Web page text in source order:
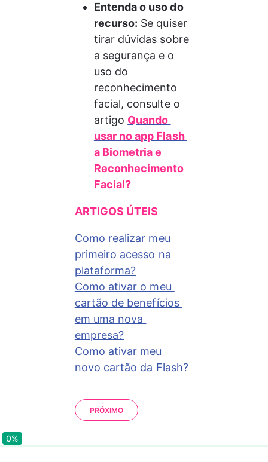
Entenda o uso do
recurso: Se quiser
tirar dúvidas sobre
a segurança e o
uso do
reconhecimento
facial, consulte o
artigo Quando
usar no app Flash
a Biometria e
Reconhecimento
Facial?
ARTIGOS ÚTEIS
Como realizar meu
primeiro acesso na
plataforma?
Como ativar o meu
cartão de benefícios
em uma nova
empresa?
Como ativar meu
novo cartão da Flash?
PRÓXIMO
0%